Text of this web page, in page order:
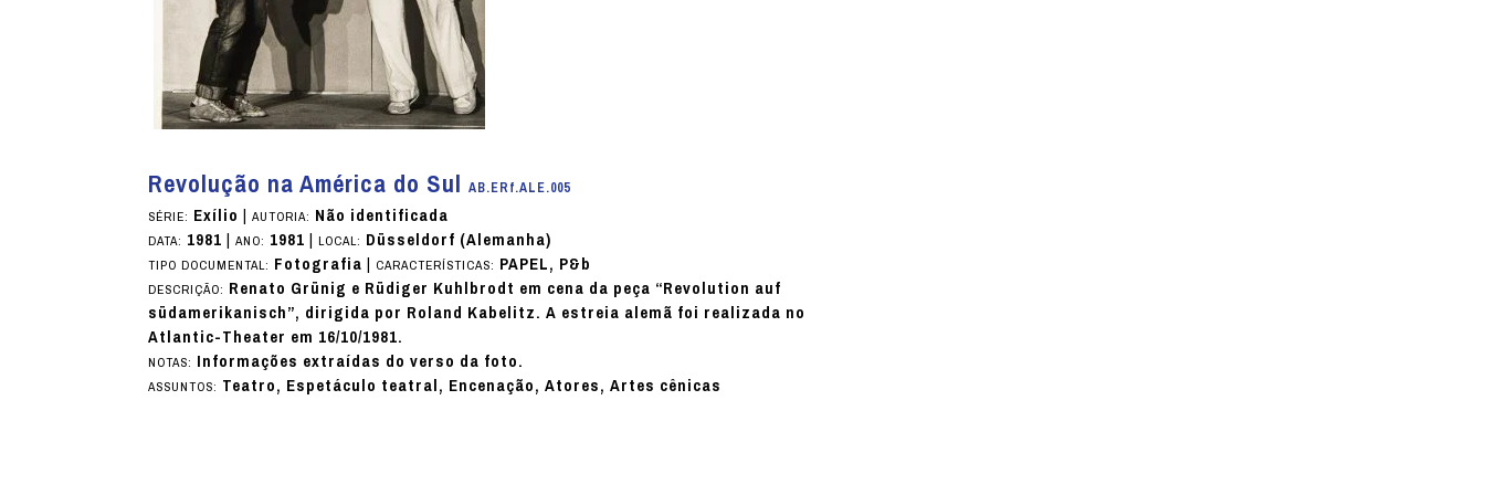
Revolução na América do SulAB.ERf.ALE.005
SÉRIE: Exílio |AUTORIA: Não identificada
DATA: 1981|ANO: 1981|LOCAL: Düsseldorf (Alemanha)
TIPO DOCUMENTAL: Fotografia| CARACTERÍSTICAS: PAPEL, P&b
DESCRIÇÃO: Renato Grünig e Rüdiger Kuhlbrodt em cena da peça “Revolution auf
südamerikanisch”, dirigida por Roland Kabelitz. A estreia alemã foi realizada no
Atlantic-Theater em 16/10/1981.
NOTAS: Informações extraídas do verso da foto.
ASSUNTOS: Teatro, Espetáculo teatral, Encenação, Atores, Artes cênicas